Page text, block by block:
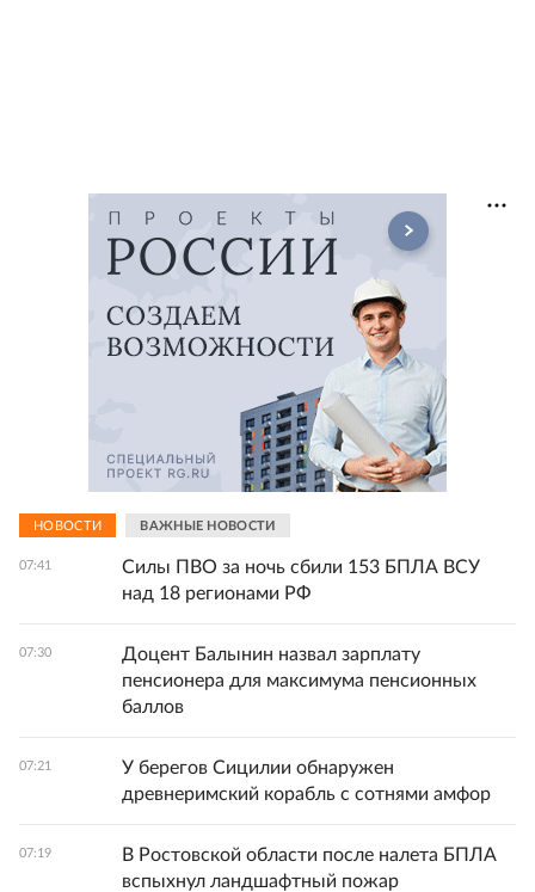
НОВОСТИ ВАЖНЫЕ НОВОСТИ
07:41
Силы ПВО за ночь сбили 153 БПЛА ВСУ
над 18 регионами РФ
07:30
Доцент Балынин назвал зарплату
пенсионера для максимума пенсионных
баллов
07:21
У берегов Сицилии обнаружен
древнеримский корабль с сотнями амфор
07:19
В Ростовской области после налета БПЛА
вспыхнул ландшафтный пожар